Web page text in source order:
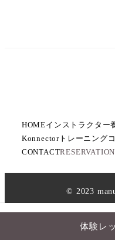
HOMEインストラクター
Konnectorトレーニング
CONTACTRESERVATION
© 2023
GYROTONIC®
registered
体験レ